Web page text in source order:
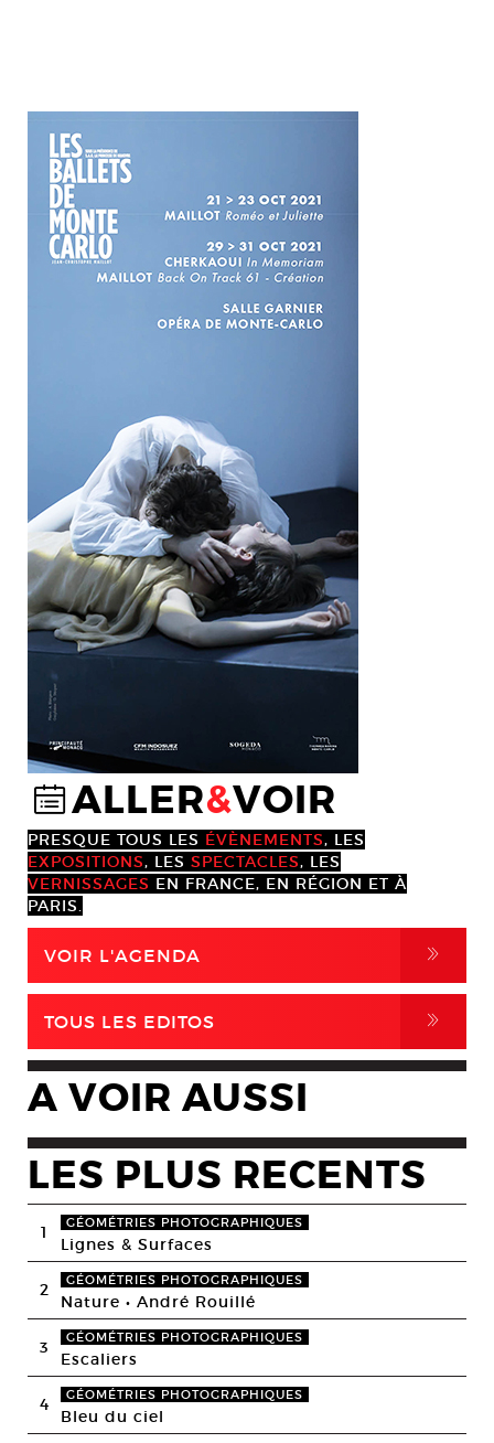
@ALLER&VOIR
PRESQUE TOUS LES ÉVÈNEMENTS, LES
EXPOSITIONS, LES SPECTACLES, LES
VERNISSAGES EN FRANCE, EN RÉGION ET À
PARIS.
VOIR L'AGENDA ,
TOUS LES EDITOS ,
A VOIR AUSSI
LES PLUS RECENTS
1 GÉOMÉTRIES PHOTOGRAPHIQUES
Lignes & Surfaces
2 GÉOMÉTRIES PHOTOGRAPHIQUES
Nature • André Rouillé
3 GÉOMÉTRIES PHOTOGRAPHIQUES
Escaliers
4 GÉOMÉTRIES PHOTOGRAPHIQUES
Bleu du ciel